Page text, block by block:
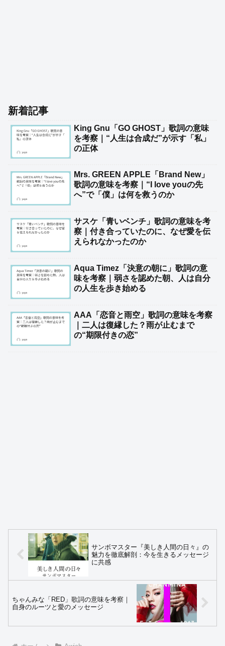
新着記事
King Gnu「GO GHOST」歌詞の意味
を考察｜“人生は合成だ”が示す「私」
の正体
Mrs. GREEN APPLE「Brand New」
歌詞の意味を考察｜“I love youの先
へ”で「僕」は何を救うのか
サスケ「青いベンチ」歌詞の意味を考
察｜付き合っていたのに、なぜ愛を伝
えられなかったのか
Aqua Timez「決意の朝に」歌詞の意
味を考察｜弱さを認めた朝、人は自分
の人生を歩き始める
AAA「恋音と雨空」歌詞の意味を考察
｜二人は復縁した？雨が止むまで
の“期限付きの恋”
サンボマスター『美しき人間の日々』の
魅力を徹底解剖：今を生きるメッセージ
に共感
ちゃんみな「RED」歌詞の意味を考察｜
自身のルーツと愛のメッセージ